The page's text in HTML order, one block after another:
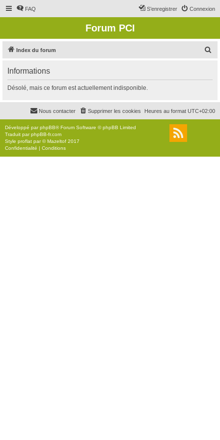
FAQ Connexion
S’enregistrer
Forum PCI
Index du forum
r
c
r
Informations
Désolé, mais ce forum est actuellement indisponible.
Heures au format UTC+02:00
Supprimer les cookies
Nous contacter
Développé parphpBB® Forum Software © phpBB Limited
Traduit parphpBB-fr.com
Style proflat par ©Mazeltof 2017
Confidentialité | Conditions